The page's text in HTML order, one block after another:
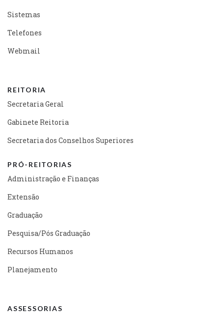
Sistemas
Telefones
Webmail
REITORIA
Secretaria Geral
Gabinete Reitoria
Secretaria dos Conselhos Superiores
PRÓ-REITORIAS
Administração e Finanças
Extensão
Graduação
Pesquisa/Pós Graduação
Recursos Humanos
Planejamento
ASSESSORIAS